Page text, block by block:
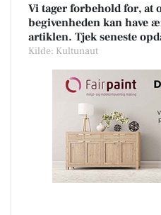
Vi tager forbehold for, at
begivenheden kan have
artiklen. Tjek seneste
Kilde: Kultunaut